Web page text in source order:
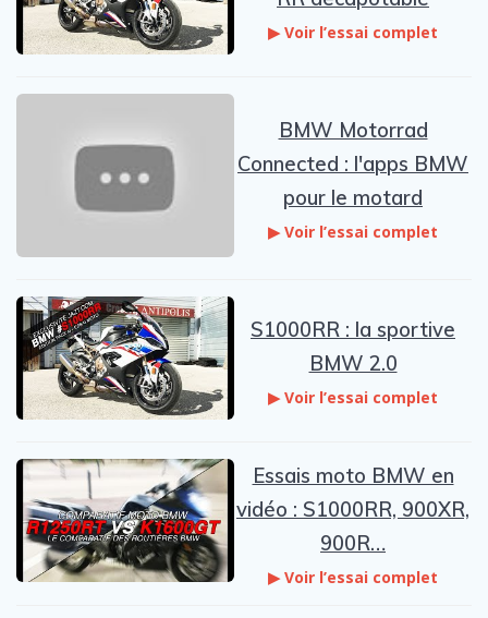
▶ Voir l’essai complet
BMW Motorrad
Connected : l'apps BMW
pour le motard
▶ Voir l’essai complet
S1000RR : la sportive
BMW 2.0
▶ Voir l’essai complet
Essais moto BMW en
vidéo : S1000RR, 900XR,
900R…
▶ Voir l’essai complet